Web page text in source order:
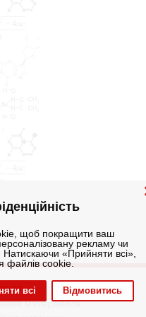
щоб покращити ваш
рекламу чи
Натискаючи «Прийняти всі»,
файлів cookie.
всі Відмовитись
материалов